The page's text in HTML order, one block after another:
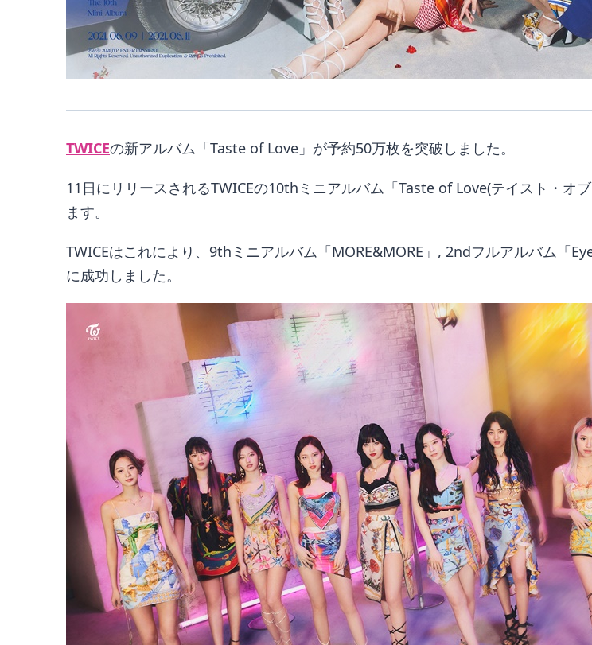
TWICEの新アルバム「Taste of Love」が予約50万枚を突破しました。
11日にリリースされるTWICEの10thミニアルバム「Taste of Love(テイスト・オ
ます。
TWICEはこれにより、9thミニアルバム「MORE&MORE」, 2ndフルアルバム「
に成功しました。